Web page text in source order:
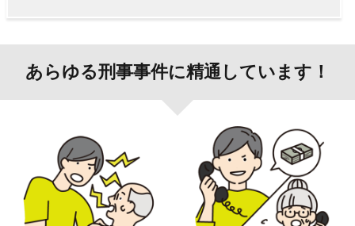
あらゆる刑事事件に精通しています！